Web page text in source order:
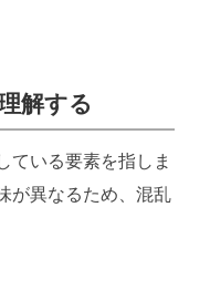
解する
ている要素を指しま
が異なるため、混乱